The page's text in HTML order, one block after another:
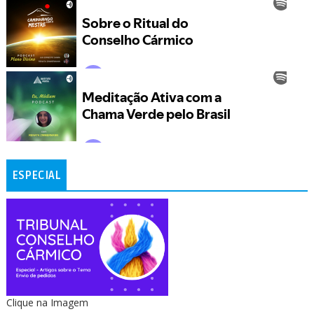
ESPECIAL
Clique na Imagem